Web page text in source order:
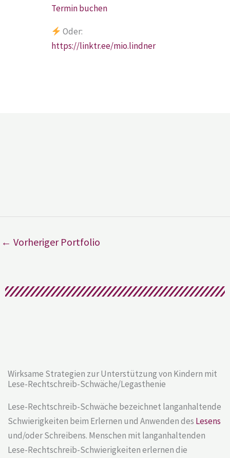
Termin buchen
Oder:
https://linktr.ee/mio.lindner
← Vorheriger Portfolio
Wirksame Strategien zur Unterstützung von Kindern mit
Lese-Rechtschreib-Schwäche/Legasthenie
Lese-Rechtschreib-Schwäche bezeichnet langanhaltende
Schwierigkeiten beim Erlernen und Anwenden des Lesens
und/oder Schreibens. Menschen mit langanhaltenden
Lese-Rechtschreib-Schwierigkeiten erlernen die